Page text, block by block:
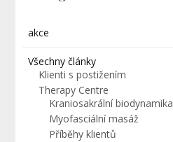
akce
Všechny články
Klienti s postižením
Therapy Centre
Kraniosakrální biodynamika
Myofasciální masáž
Příběhy klientů